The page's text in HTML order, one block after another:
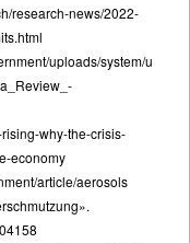
research-news/2022-
uploads/system/u
why-the-crisis-
economy
article/aerosols